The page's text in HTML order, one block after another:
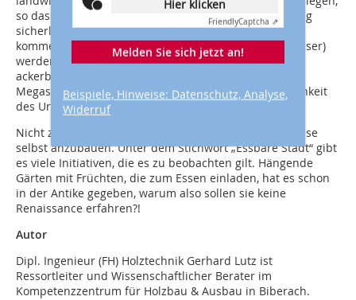
so dass sich diese Form der Nahrungsmittelherstellung
sicherlich vorerst nicht durchsetzen wird. Auch
kommerzielle Anlagen (zum Beispiel Dachgewächshäuser)
werden sich womöglich – wegen der Nähe zu
ackerbaulichen Flächen – nicht durchsetzen. In den
Megastädten Asiens und Amerikas scheint die Möglichkeit
des Urban Farming dagegen realistischer.
Nicht zu unterschätzen ist allerdings der Trend, Gemüse
selbst anzubauen. Unter dem Stichwort „Essbare Stadt“ gibt
es viele Initiativen, die es zu beobachten gilt. Hängende
Gärten mit Früchten, die zum Essen einladen, hat es schon
in der Antike gegeben, warum also sollen sie keine
Renaissance erfahren?!
Autor
Dipl. Ingenieur (FH) Holztechnik Gerhard Lutz ist
Ressortleiter und Wissenschaftlicher Berater im
Kompetenzzentrum für Holzbau & Ausbau in Biberach.
Hier klicken
FriendlyCaptcha ⇗
Melden Sie sich jetzt an!
Beispiele, Hinweise: Datenschutz, Analyse,
Widerruf